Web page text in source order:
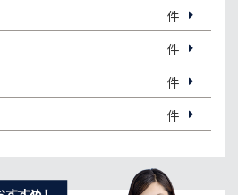
件
件
件
件